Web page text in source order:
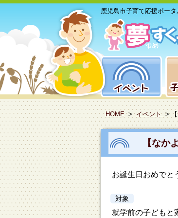
鹿児島市子育て応援ポー
HOME > イベント >
【なか
お誕生日おめでと
対象
就学前の子どもと